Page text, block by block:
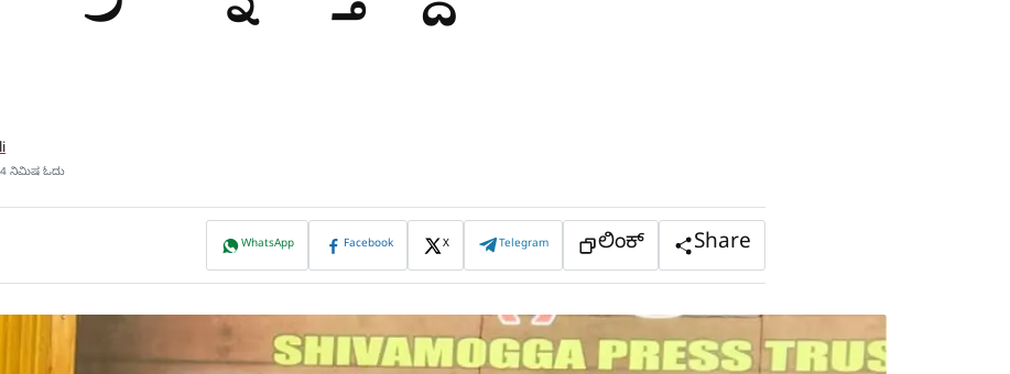
4 ನಿಮಿಷ ಓದು
WhatsApp Facebook X Telegram ಲಿಂಕ್ Share